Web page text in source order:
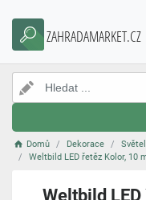
ZAHRADAMARKET.CZ
Domů Dekorace
Weltbild LED řetěz Kolor, 10
Weltbild